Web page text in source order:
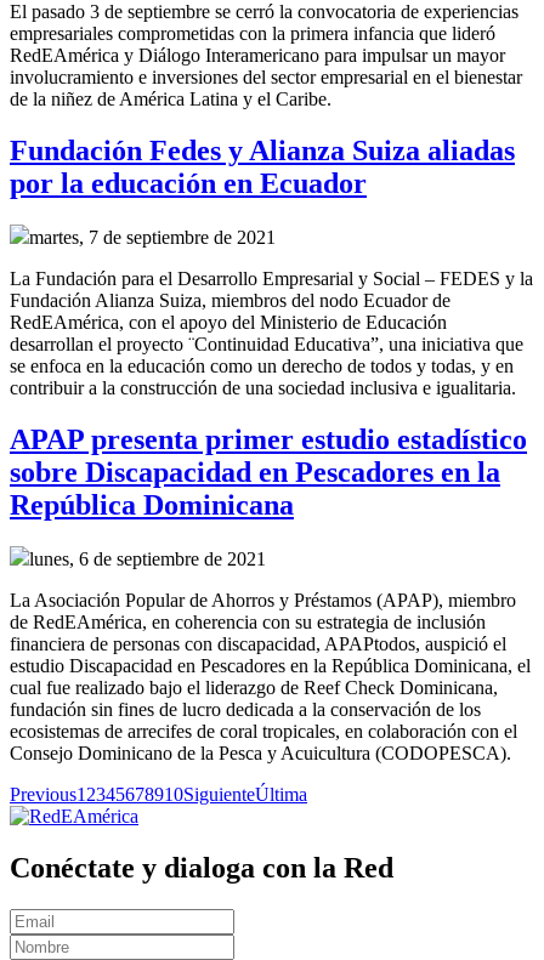
El pasado 3 de septiembre se cerró la convocatoria de experiencias
empresariales comprometidas con la primera infancia que lideró
RedEAmérica y Diálogo Interamericano para impulsar un mayor
involucramiento e inversiones del sector empresarial en el bienestar
de la niñez de América Latina y el Caribe.
Fundación Fedes y Alianza Suiza aliadas
por la educación en Ecuador
martes, 7 de septiembre de 2021
La Fundación para el Desarrollo Empresarial y Social – FEDES y la
Fundación Alianza Suiza, miembros del nodo Ecuador de
RedEAmérica, con el apoyo del Ministerio de Educación
desarrollan el proyecto ¨Continuidad Educativa”, una iniciativa que
se enfoca en la educación como un derecho de todos y todas, y en
contribuir a la construcción de una sociedad inclusiva e igualitaria.
APAP presenta primer estudio estadístico
sobre Discapacidad en Pescadores en la
República Dominicana
lunes, 6 de septiembre de 2021
La Asociación Popular de Ahorros y Préstamos (APAP), miembro
de RedEAmérica, en coherencia con su estrategia de inclusión
financiera de personas con discapacidad, APAPtodos, auspició el
estudio Discapacidad en Pescadores en la República Dominicana, el
cual fue realizado bajo el liderazgo de Reef Check Dominicana,
fundación sin fines de lucro dedicada a la conservación de los
ecosistemas de arrecifes de coral tropicales, en colaboración con el
Consejo Dominicano de la Pesca y Acuicultura (CODOPESCA).
Previous1 2345678910SiguienteÚltima
Conéctate y dialoga con la Red